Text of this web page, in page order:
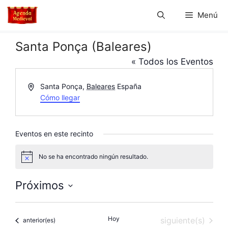
Saltar
Menú
Santa Ponça (Baleares)
« Todos los Eventos
D
c
i
ó
Santa Ponça, Baleares España
Cómo llegar
Eventos en este recinto
s
No se ha encontrado ningún resultado.
Próximos
S
l
Eventos
anterior(es) Hoy Eventos
siguiente(s)